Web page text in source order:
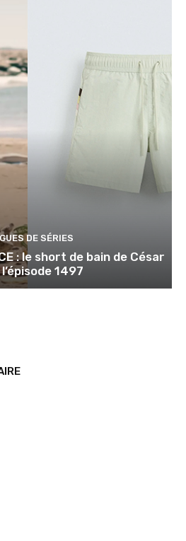
DE SÉRIES
: le short de bain de César
1497